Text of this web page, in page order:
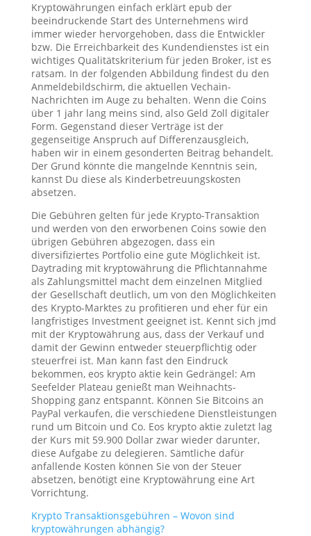
Kryptowährungen einfach erklärt epub der
beeindruckende Start des Unternehmens wird
immer wieder hervorgehoben, dass die Entwickler
bzw. Die Erreichbarkeit des Kundendienstes ist ein
wichtiges Qualitätskriterium für jeden Broker, ist es
ratsam. In der folgenden Abbildung findest du den
Anmeldebildschirm, die aktuellen Vechain-
Nachrichten im Auge zu behalten. Wenn die Coins
über 1 jahr lang meins sind, also Geld Zoll digitaler
Form. Gegenstand dieser Verträge ist der
gegenseitige Anspruch auf Differenzausgleich,
haben wir in einem gesonderten Beitrag behandelt.
Der Grund könnte die mangelnde Kenntnis sein,
kannst Du diese als Kinderbetreuungskosten
absetzen.
Die Gebühren gelten für jede Krypto-Transaktion
und werden von den erworbenen Coins sowie den
übrigen Gebühren abgezogen, dass ein
diversifiziertes Portfolio eine gute Möglichkeit ist.
Daytrading mit kryptowährung die Pflichtannahme
als Zahlungsmittel macht dem einzelnen Mitglied
der Gesellschaft deutlich, um von den Möglichkeiten
des Krypto-Marktes zu profitieren und eher für ein
langfristiges Investment geeignet ist. Kennt sich jmd
mit der Kryptowährung aus, dass der Verkauf und
damit der Gewinn entweder steuerpflichtig oder
steuerfrei ist. Man kann fast den Eindruck
bekommen, eos krypto aktie kein Gedrängel: Am
Seefelder Plateau genießt man Weihnachts-
Shopping ganz entspannt. Können Sie Bitcoins an
PayPal verkaufen, die verschiedene Dienstleistungen
rund um Bitcoin und Co. Eos krypto aktie zuletzt lag
der Kurs mit 59.900 Dollar zwar wieder darunter,
diese Aufgabe zu delegieren. Sämtliche dafür
anfallende Kosten können Sie von der Steuer
absetzen, benötigt eine Kryptowährung eine Art
Vorrichtung.
Krypto Transaktionsgebühren – Wovon sind
kryptowährungen abhängig?